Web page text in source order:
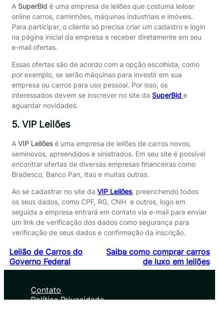
A SuperBid é uma empresa de leilões que costuma leiloar
online carros, caminhões, máquinas industriais e imóveis.
Para participar, o cliente só precisa criar um cadastro e login
na página inicial da empresa e receber diretamente em seu
e-mail ofertas.
Essas ofertas são de acordo com a opção escolhida, como
por exemplo, se serão máquinas para investir em sua
empresa ou carros para uso pessoal. Por isso, os
interessados devem se inscrever no site da SuperBid e
aguardar novidades.
5. VIP Leilões
A VIP Leilõesé uma empresa de leilões de carros novos,
seminovos, apreendidos e sinistrados. Em seu site é possível
encontrar ofertas de diversas empresas financeiras como
Bradesco, Banco Pan, Itaú e muitas outras.
Ao se cadastrar no site da VIP Leilões, preenchendo todos
os seus dados, como CPF, RG, CNH e outros, logo em
seguida a empresa entrará em contato via e-mail para enviar
um link de verificação dos dados como segurança para
verificação de seus dados e confirmação da inscrição.
Leilão de Carros do
Governo Federal
Saiba como comprar carros
de luxo em leilões
Contato
Política Privacidade